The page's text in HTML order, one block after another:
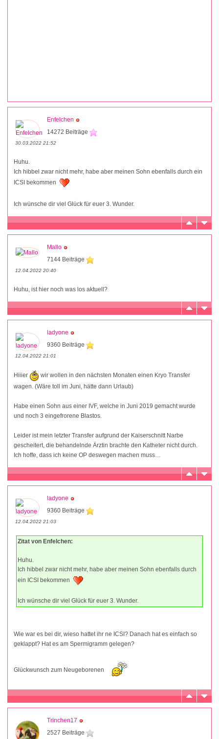
Enfelchen
14272 Beiträge
30.03.2022 21:52
Huhu.
Ich hibbel zwar nicht mehr, habe aber meinen Sohn ebenfalls durch ein
ICSI bekommen
Ich wünsche dir viel Glück für euer 3. Wunder.
Mallo
7144 Beiträge
12.04.2022 20:40
Huhu, ist hier noch was los aktuell?
ladyone
9360 Beiträge
12.04.2022 21:01
Hiiier
wir wollen in den nächsten Monaten einen Kryo Transfer
wagen. (Wäre toll im Juni, hätte dann Urlaub)
Habe einen Sohn aus einer IVF, welche in Juni 2019 gemacht wurde
und noch 3 eingefrorene Blastos.
Leider ist mein letzter Transfer aufgrund der Kaiserschnitt Narbe
gescheitert, die behandelnde Ärztin brachte den Katheter nicht durch.
Ich hoffe, dass ich keine OP deswegen machen muss…
ladyone
9360 Beiträge
12.04.2022 21:03
Zitat von Enfelchen:
Huhu.
Ich hibbel zwar nicht mehr, habe aber meinen Sohn ebenfalls durch
ein ICSI bekommen
Ich wünsche dir viel Glück für euer 3. Wunder.
Wie war es bei dir, wieso hattet ihr ne ICSI? Danach hat es einfach so
geklappt? Hat es am Spermigramm gelegen?
Glückwunsch zum Neugeborenen
Trinchen17
2527 Beiträge